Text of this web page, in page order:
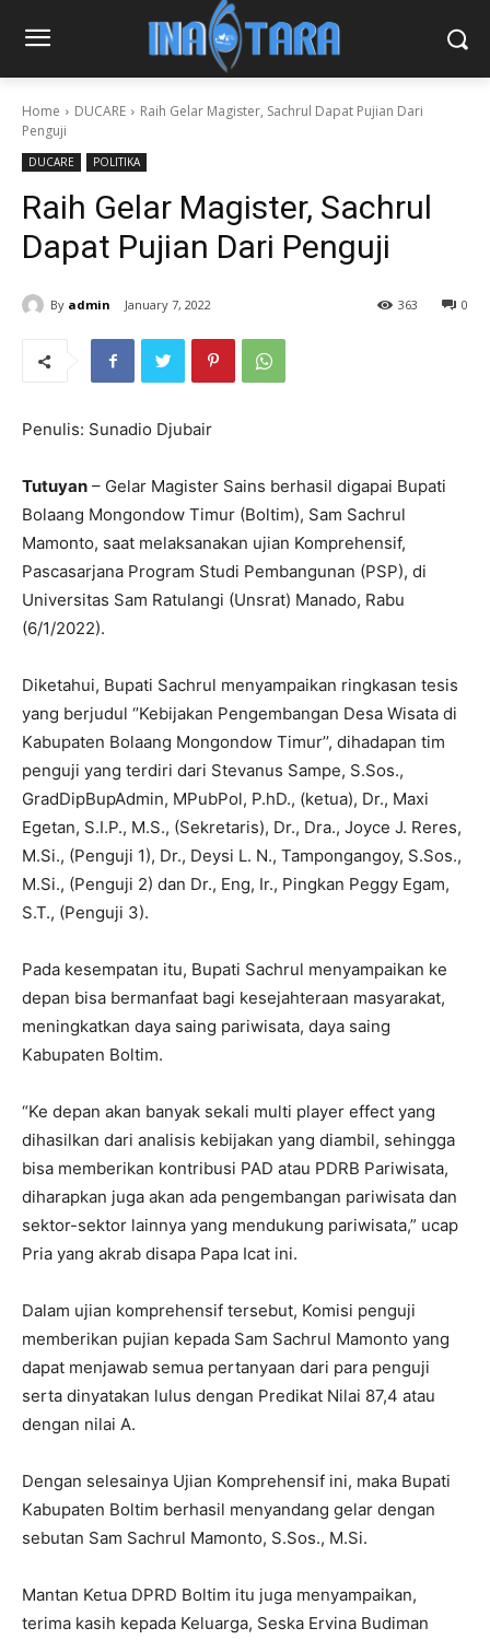
Home DUCARE
Raih Gelar Magister, Sachrul Dapat Pujian Dari
Penguji
DUCARE POLITIKA
Raih Gelar Magister, Sachrul
Dapat Pujian Dari Penguji
By admin January 7, 2022 0
363
Penulis: Sunadio Djubair
Tutuyan – Gelar Magister Sains berhasil digapai Bupati
Bolaang Mongondow Timur (Boltim), Sam Sachrul
Mamonto, saat melaksanakan ujian Komprehensif,
Pascasarjana Program Studi Pembangunan (PSP), di
Universitas Sam Ratulangi (Unsrat) Manado, Rabu
(6/1/2022).
Diketahui, Bupati Sachrul menyampaikan ringkasan tesis
yang berjudul ‘’Kebijakan Pengembangan Desa Wisata di
Kabupaten Bolaang Mongondow Timur’’, dihadapan tim
penguji yang terdiri dari Stevanus Sampe, S.Sos.,
GradDipBupAdmin, MPubPol, P.hD., (ketua), Dr., Maxi
Egetan, S.I.P., M.S., (Sekretaris), Dr., Dra., Joyce J. Reres,
M.Si., (Penguji 1), Dr., Deysi L. N., Tampongangoy, S.Sos.,
M.Si., (Penguji 2) dan Dr., Eng, Ir., Pingkan Peggy Egam,
S.T., (Penguji 3).
Pada kesempatan itu, Bupati Sachrul menyampaikan ke
depan bisa bermanfaat bagi kesejahteraan masyarakat,
meningkatkan daya saing pariwisata, daya saing
Kabupaten Boltim.
“Ke depan akan banyak sekali multi player effect yang
dihasilkan dari analisis kebijakan yang diambil, sehingga
bisa memberikan kontribusi PAD atau PDRB Pariwisata,
diharapkan juga akan ada pengembangan pariwisata dan
sektor-sektor lainnya yang mendukung pariwisata,” ucap
Pria yang akrab disapa Papa Icat ini.
Dalam ujian komprehensif tersebut, Komisi penguji
memberikan pujian kepada Sam Sachrul Mamonto yang
dapat menjawab semua pertanyaan dari para penguji
serta dinyatakan lulus dengan Predikat Nilai 87,4 atau
dengan nilai A.
Dengan selesainya Ujian Komprehensif ini, maka Bupati
Kabupaten Boltim berhasil menyandang gelar dengan
sebutan Sam Sachrul Mamonto, S.Sos., M.Si.
Mantan Ketua DPRD Boltim itu juga menyampaikan,
terima kasih kepada Keluarga, Seska Ervina Budiman